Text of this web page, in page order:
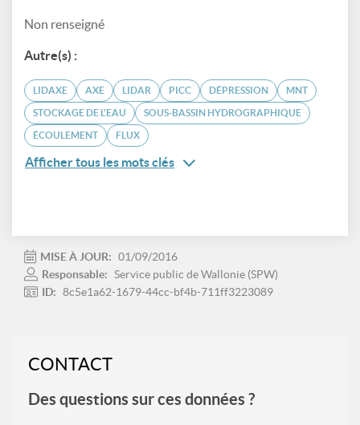
Non renseigné
Autre(s) :
LIDAXE AXE LIDAR PICC DÉPRESSION MNT
STOCKAGE DE L'EAU SOUS-BASSIN HYDROGRAPHIQUE
ÉCOULEMENT FLUX
Afficher tous les mots clés
MISE À JOUR: 01/09/2016
Responsable: Service public de Wallonie (SPW)
ID: 8c5e1a62-1679-44cc-bf4b-711ff3223089
CONTACT
Des questions sur ces données ?